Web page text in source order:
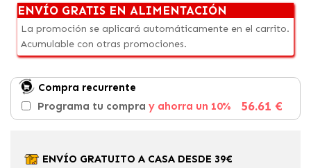
ENVÍO GRATIS EN ALIMENTACIÓN
La promoción se aplicará automáticamente en el carrito.
Acumulable con otras promociones.
Compra recurrente
Programa tu compra y ahorra un 10% 56.61 €
ENVÍO GRATUITO A CASA DESDE 39€